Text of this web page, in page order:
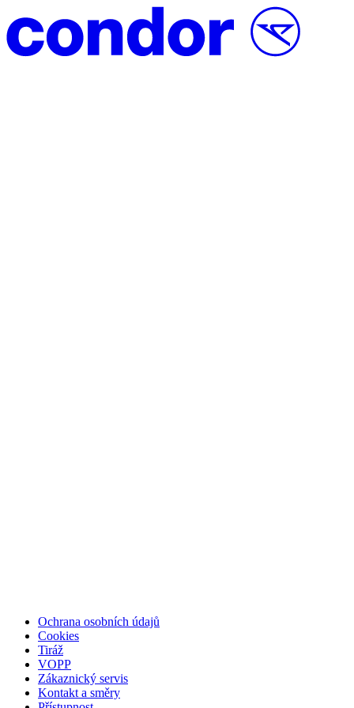
Ochrana osobních údajů
Cookies
Tiráž
VOPP
Zákaznický servis
Kontakt a směry